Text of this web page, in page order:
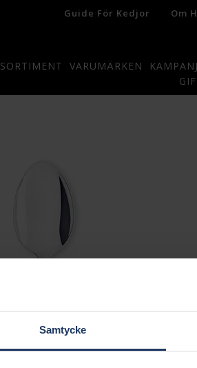
Samtycke
Guide För Kedjor Om
SORTIMENT VARUMÄRKEN KAMPANJ